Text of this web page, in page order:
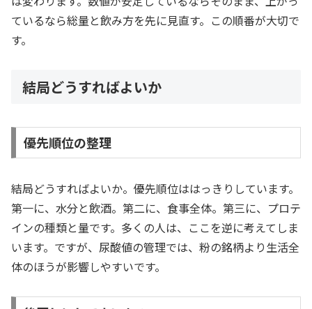
ているなら総量と飲み方を先に見直す。この順番が大切で
す。
結局どうすればよいか
優先順位の整理
結局どうすればよいか。優先順位ははっきりしています。
第一に、水分と飲酒。第二に、食事全体。第三に、プロテ
インの種類と量です。多くの人は、ここを逆に考えてしま
います。ですが、尿酸値の管理では、粉の銘柄より生活全
体のほうが影響しやすいです。